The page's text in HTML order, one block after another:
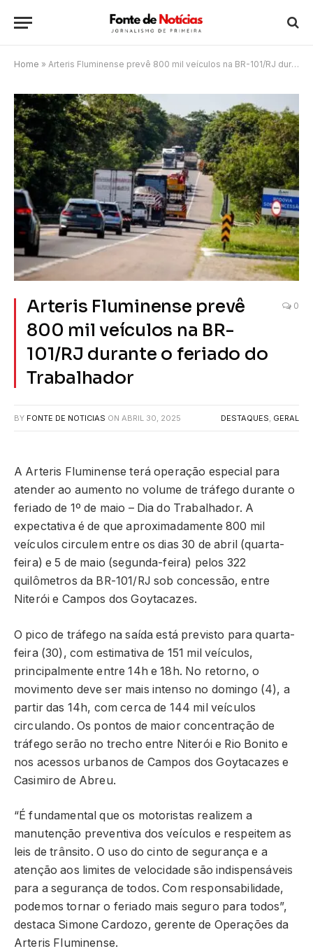
Home » Arteris Fluminense prevê 800 mil veículos na BR-101/RJ durante o feriado do Trabalhador
Arteris Fluminense prevê
800 mil veículos na BR-
101/RJ durante o feriado do
Trabalhador
0
BY FONTE DE NOTICIAS ON ABRIL 30, 2025 DESTAQUES GERAL
A Arteris Fluminense terá operação especial para
atender ao aumento no volume de tráfego durante o
feriado de 1º de maio – Dia do Trabalhador. A
expectativa é de que aproximadamente 800 mil
veículos circulem entre os dias 30 de abril (quarta-
feira) e 5 de maio (segunda-feira) pelos 322
quilômetros da BR-101/RJ sob concessão, entre
Niterói e Campos dos Goytacazes.
O pico de tráfego na saída está previsto para quarta-
feira (30), com estimativa de 151 mil veículos,
principalmente entre 14h e 18h. No retorno, o
movimento deve ser mais intenso no domingo (4), a
partir das 14h, com cerca de 144 mil veículos
circulando. Os pontos de maior concentração de
tráfego serão no trecho entre Niterói e Rio Bonito e
nos acessos urbanos de Campos dos Goytacazes e
Casimiro de Abreu.
“É fundamental que os motoristas realizem a
manutenção preventiva dos veículos e respeitem as
leis de trânsito. O uso do cinto de segurança e a
atenção aos limites de velocidade são indispensáveis
para a segurança de todos. Com responsabilidade,
podemos tornar o feriado mais seguro para todos”,
destaca Simone Cardozo, gerente de Operações da
Arteris Fluminense.